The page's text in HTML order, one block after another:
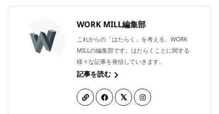
WORK MILL編集部
これからの「はたらく」を考える、WORK
MILLの編集部です。はたらくことに関する
様々な記事を発信していきます。
記事を読む